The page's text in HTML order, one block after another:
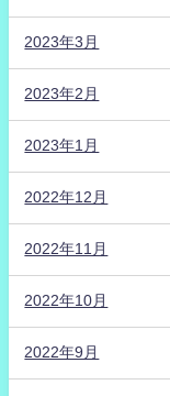
2023年3月
2023年2月
2023年1月
2022年12月
2022年11月
2022年10月
2022年9月